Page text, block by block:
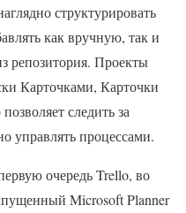
структурировать
как вручную, так и
репозитория. Проекты
Карточками, Карточки
следить за
управлять процессами.
очередь Trello, во
Microsoft Planner